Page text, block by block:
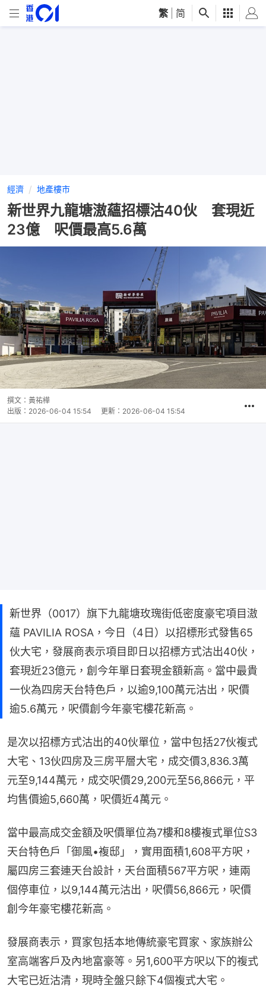
繁 简
經濟 地產樓市
新世界九龍塘滶蘊招標沽40伙 套現近
23億 呎價最高5.6萬
撰文： 黃祐樺
出版： 2026-06-04 15:54 更新： 2026-06-04 15:54
新世界（0017）旗下九龍塘玫瑰街低密度豪宅項目滶
蘊 PAVILIA ROSA，今日（4日）以招標形式發售65
伙大宅，發展商表示項目即日以招標方式沽出40伙，
套現近23億元，創今年單日套現金額新高。當中最貴
一伙為四房天台特色戶，以逾9,100萬元沽出，呎價
逾5.6萬元，呎價創今年豪宅樓花新高。
是次以招標方式沽出的40伙單位，當中包括27伙複式
大宅、13伙四房及三房平層大宅，成交價3,836.3萬
元至9,144萬元，成交呎價29,200元至56,866元，平
均售價逾5,660萬，呎價近4萬元。
當中最高成交金額及呎價單位為7樓和8樓複式單位S3
天台特色戶「御風•複邸」，實用面積1,608平方呎，
屬四房三套連天台設計，天台面積567平方呎，連兩
個停車位，以9,144萬元沽出，呎價56,866元，呎價
創今年豪宅樓花新高。
發展商表示，買家包括本地傳統豪宅買家、家族辦公
室高端客戶及內地富豪等。另1,600平方呎以下的複式
大宅已近沽清，現時全盤只餘下4個複式大宅。